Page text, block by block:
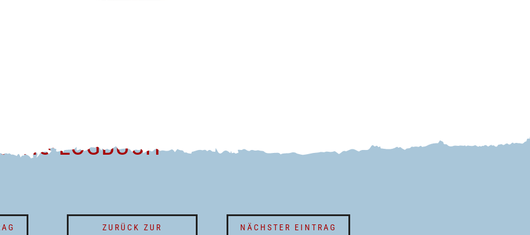
LOGBUCH
ZURÜCK ZUR NÄCHSTER EINTRAG